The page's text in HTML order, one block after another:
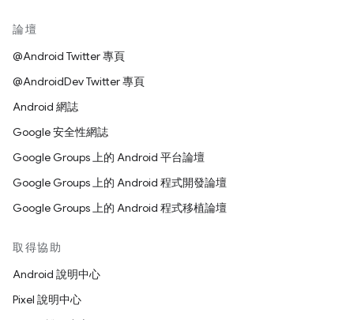
論壇
@Android Twitter 專頁
@AndroidDev Twitter 專頁
Android 網誌
Google 安全性網誌
Google Groups 上的 Android 平台論壇
Google Groups 上的 Android 程式開發論壇
Google Groups 上的 Android 程式移植論壇
取得協助
Android 說明中心
Pixel 說明中心